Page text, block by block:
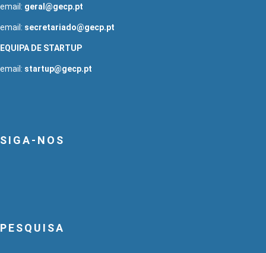
email: geral@gecp.pt
email: secretariado@gecp.pt
EQUIPA DE STARTUP
email: startup@gecp.pt
SIGA-NOS
PESQUISA